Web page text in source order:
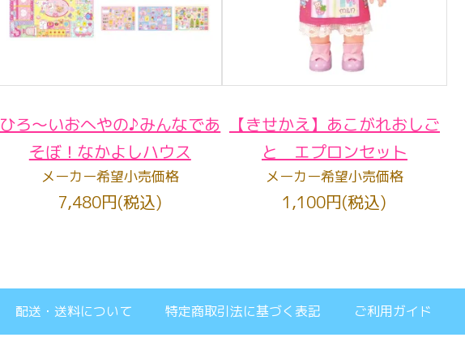
ひろ～いおへやの♪みんなであ
そぼ！なかよしハウス
メーカー希望小売価格
7,480円(税込)
【きせかえ】あこがれおしご
と エプロンセット
メーカー希望小売価格
1,100円(税込)
配送・送料について 特定商取引法に基づく表記 ご利用ガイド